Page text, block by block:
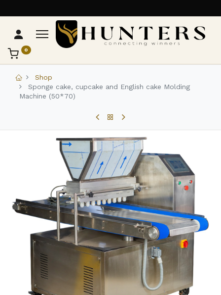
0
Shop
Sponge cake, cupcake and English cake Molding
Machine (50*70)
تواصل مع Hunters
عادةً بنرد في دقائق